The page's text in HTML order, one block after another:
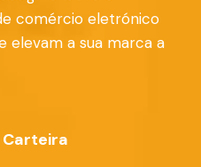
comércio eletrónico
elevam a sua marca a
Carteira